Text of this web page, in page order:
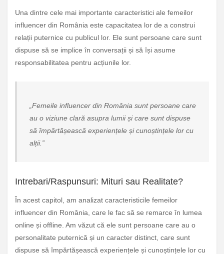
Una dintre cele mai importante caracteristici ale femeilor
influencer din România este capacitatea lor de a construi
relații puternice cu publicul lor. Ele sunt persoane care sunt
dispuse să se implice în conversații și să își asume
responsabilitatea pentru acțiunile lor.
„Femeile influencer din România sunt persoane care
au o viziune clară asupra lumii și care sunt dispuse
să împărtășească experiențele și cunoștințele lor cu
alții.”
Intrebari/Raspunsuri: Mituri sau Realitate?
În acest capitol, am analizat caracteristicile femeilor
influencer din România, care le fac să se remarce în lumea
online și offline. Am văzut că ele sunt persoane care au o
personalitate puternică și un caracter distinct, care sunt
dispuse să împărtășească experiențele și cunoștințele lor cu